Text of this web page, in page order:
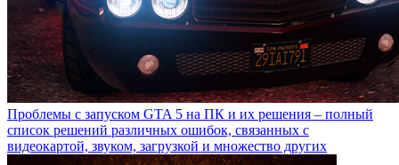
Проблемы с запуском GTA 5 на ПК и их решения – полный
список решений различных ошибок, связанных с
видеокартой, звуком, загрузкой и множество других